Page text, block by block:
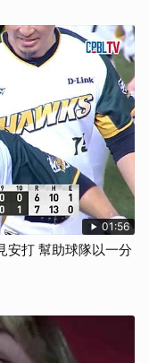
01:56
安打 幫助球隊以一分